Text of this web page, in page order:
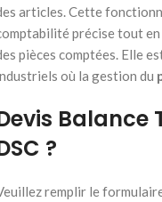
articles. Cette
précise tout
pièces comptées. Elle
où la gestion du
Balance
?
remplir le